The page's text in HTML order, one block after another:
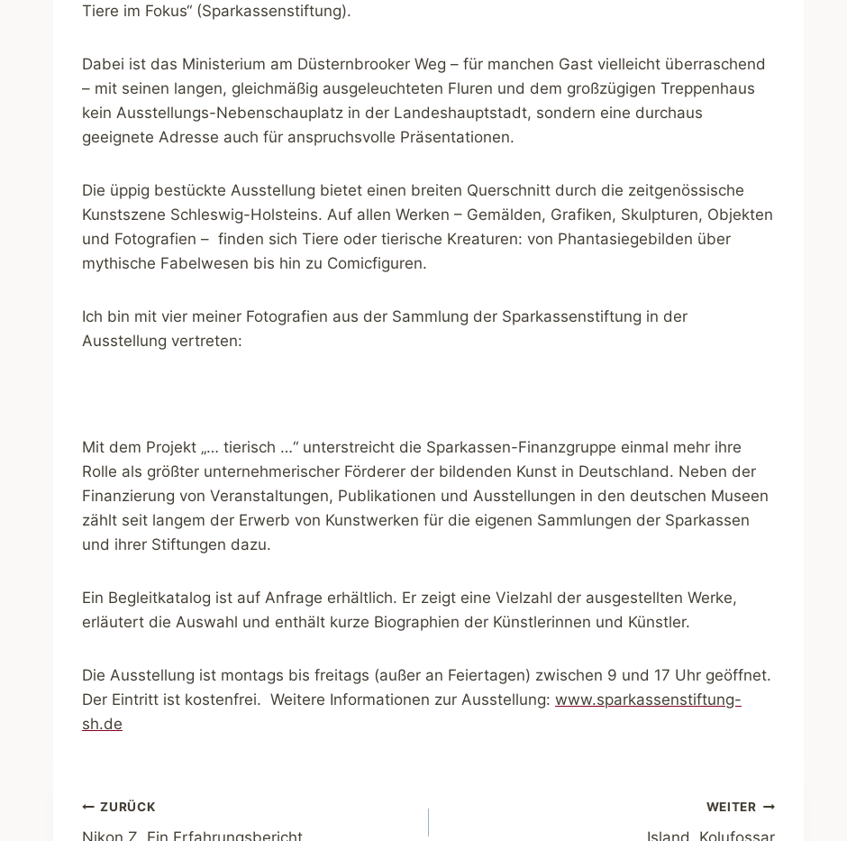
Tiere im Fokus“ (Sparkassenstiftung).
Dabei ist das Ministerium am Düsternbrooker Weg – für manchen Gast vielleicht überraschend
– mit seinen langen, gleichmäßig ausgeleuchteten Fluren und dem großzügigen Treppenhaus
kein Ausstellungs-Nebenschauplatz in der Landeshauptstadt, sondern eine durchaus
geeignete Adresse auch für anspruchsvolle Präsentationen.
Die üppig bestückte Ausstellung bietet einen breiten Querschnitt durch die zeitgenössische
Kunstszene Schleswig-Holsteins. Auf allen Werken – Gemälden, Grafiken, Skulpturen, Objekten
und Fotografien – finden sich Tiere oder tierische Kreaturen: von Phantasiegebilden über
mythische Fabelwesen bis hin zu Comicfiguren.
Ich bin mit vier meiner Fotografien aus der Sammlung der Sparkassenstiftung in der
Ausstellung vertreten:
Mit dem Projekt „… tierisch …“ unterstreicht die Sparkassen-Finanzgruppe einmal mehr ihre
Rolle als größter unternehmerischer Förderer der bildenden Kunst in Deutschland. Neben der
Finanzierung von Veranstaltungen, Publikationen und Ausstellungen in den deutschen Museen
zählt seit langem der Erwerb von Kunstwerken für die eigenen Sammlungen der Sparkassen
und ihrer Stiftungen dazu.
Ein Begleitkatalog ist auf Anfrage erhältlich. Er zeigt eine Vielzahl der ausgestellten Werke,
erläutert die Auswahl und enthält kurze Biographien der Künstlerinnen und Künstler.
Die Ausstellung ist montags bis freitags (außer an Feiertagen) zwischen 9 und 17 Uhr geöffnet.
Der Eintritt ist kostenfrei. Weitere Informationen zur Ausstellung: www.sparkassenstiftung-
sh.de
Beitragsnavigation
ZURÜCK WEITER